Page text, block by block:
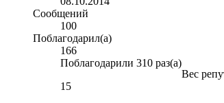
Сообщений
100
Поблагодарил(а)
166
Поблагодарили 310 раз(а)
Вес
15